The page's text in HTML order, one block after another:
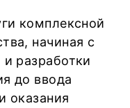
комплексной
начиная с
разработки
до ввода
оказания